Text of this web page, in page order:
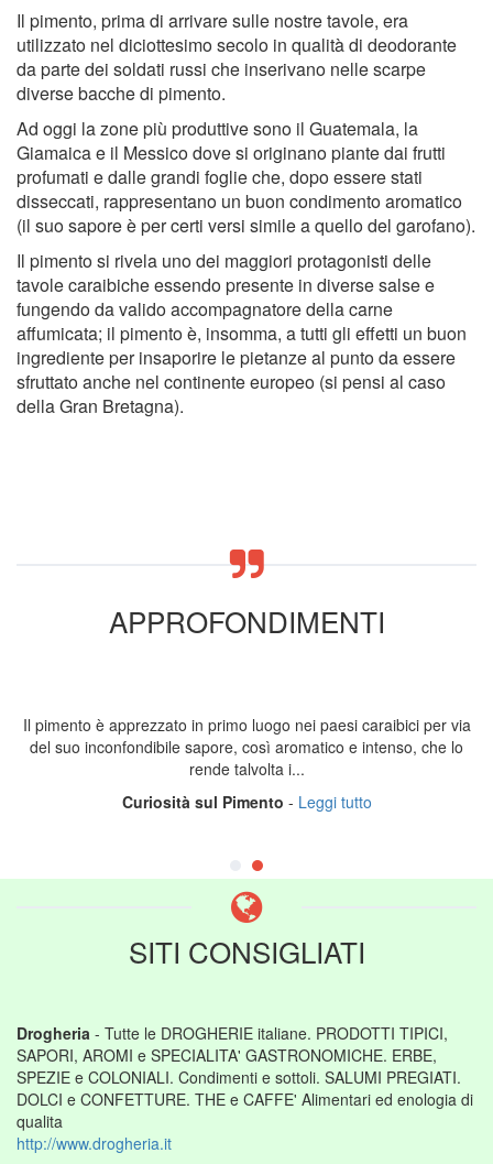
Il pimento, prima di arrivare sulle nostre tavole, era
utilizzato nel diciottesimo secolo in qualità di deodorante
da parte dei soldati russi che inserivano nelle scarpe
diverse bacche di pimento.
Ad oggi la zone più produttive sono il Guatemala, la
Giamaica e il Messico dove si originano piante dai frutti
profumati e dalle grandi foglie che, dopo essere stati
disseccati, rappresentano un buon condimento aromatico
(il suo sapore è per certi versi simile a quello del garofano).
Il pimento si rivela uno dei maggiori protagonisti delle
tavole caraibiche essendo presente in diverse salse e
fungendo da valido accompagnatore della carne
affumicata; il pimento è, insomma, a tutti gli effetti un buon
ingrediente per insaporire le pietanze al punto da essere
sfruttato anche nel continente europeo (si pensi al caso
della Gran Bretagna).
APPROFONDIMENTI
Il pimento è apprezzato in primo luogo nei paesi caraibici per via
del suo inconfondibile sapore, così aromatico e intenso, che lo
rende talvolta i...
Curiosità sul Pimento-Leggi tutto
SITI CONSIGLIATI
Drogheria - Tutte le DROGHERIE italiane. PRODOTTI TIPICI,
SAPORI, AROMI e SPECIALITA' GASTRONOMICHE. ERBE,
SPEZIE e COLONIALI. Condimenti e sottoli. SALUMI PREGIATI.
DOLCI e CONFETTURE. THE e CAFFE' Alimentari ed enologia di
qualita
http://www.drogheria.it